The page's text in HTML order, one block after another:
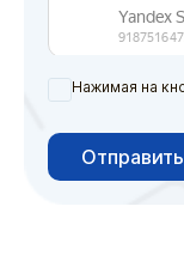
Нажимая на
Отправить